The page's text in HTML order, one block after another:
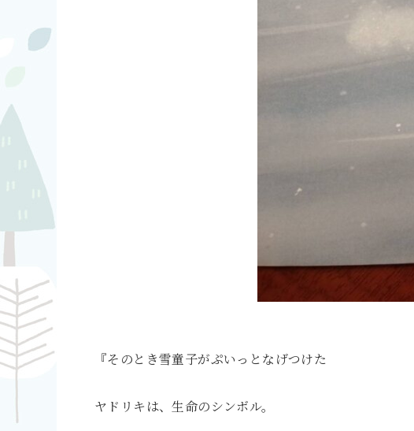
『そのとき雪童子がぷいっとなげつけた
ヤドリキは、生命のシンボル。